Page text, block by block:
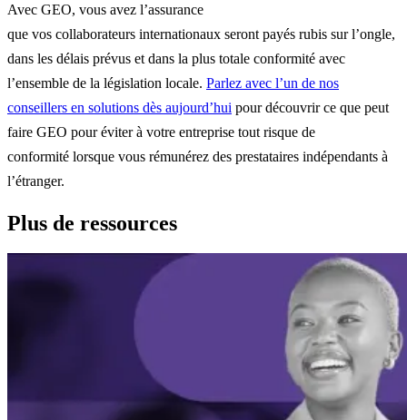
Avec GEO, vous avez l’assurance
que vos collaborateurs internationaux seront payés rubis sur l’ongle,
dans les délais prévus et dans la plus totale conformité avec
l’ensemble de la législation locale. Parlez avec l’un de nos
conseillers en solutions dès aujourd’hui pour découvrir ce que peut
faire GEO pour éviter à votre entreprise tout risque de
conformité lorsque vous rémunérez des prestataires indépendants à
l’étranger.
Plus de ressources